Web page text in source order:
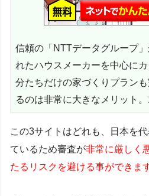
信頼の「NTTデータグループ
れたハウスメーカーを中心に
分たちだけの家づくりプラン
るのは非常に大きなメリット
この3サイトはどれも、日本を
ているため審査が非常に厳しく
たるリスクを避ける事ができます